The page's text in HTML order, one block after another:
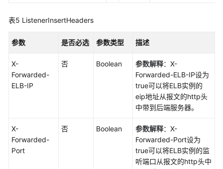
表5 ListenerInsertHeaders
参数 是否必选 参数类型 描述
X-
Forwarded-
ELB-IP
否 Boolean 参数解释：X-
Forwarded-ELB-IP设为
true可以将ELB实例的
eip地址从报文的http头
中带到后端服务器。
X-
Forwarded-
Port
否 Boolean 参数解释：X-
Forwarded-Port设为
true可以将ELB实例的监
听端口从报文的http头中